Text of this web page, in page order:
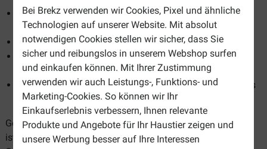
Bei Brekz verwenden wir Cookies, Pixel und ähnliche
Technologien auf unserer Website. Mit absolut
notwendigen Cookies stellen wir sicher, dass Sie
sicher und reibungslos in unserem Webshop surfen
und einkaufen können. Mit Ihrer Zustimmung
verwenden wir auch Leistungs-, Funktions- und
Marketing-Cookies. So können wir Ihr
Einkaufserlebnis verbessern, Ihnen relevante
Produkte und Angebote für Ihr Haustier zeigen und
unsere Werbung besser auf Ihre Interessen
Nicht mithalten können beim Spazierengehen, der Hund
bleibt immer zurück
Beißen oder Lecken an den Gelenken
Irritiert sein durch Schmerzen, nicht gestreichelt werden
wollen
Mehr im Körbchen liegen bleiben, weniger/kein Bedürfnis
zu spielen
Gelenkbeschwerden sind leider nie vollständig zu heilen. Es
ist daher besser, rechtzeitig mit der Unterstützung der